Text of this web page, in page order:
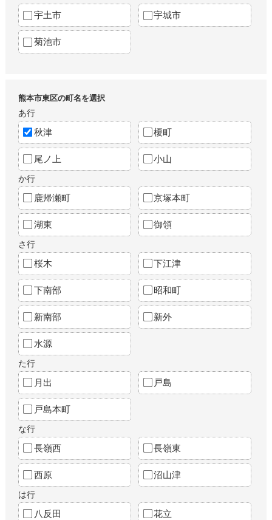
宇土市 宇城市
菊池市
熊本市東区の町名を選択
あ行
秋津 榎町
尾ノ上 小山
か行
鹿帰瀬町 京塚本町
湖東 御領
さ行
桜木 下江津
下南部 昭和町
新南部 新外
水源
た行
月出 戸島
戸島本町
な行
長嶺西 長嶺東
西原 沼山津
は行
八反田 花立